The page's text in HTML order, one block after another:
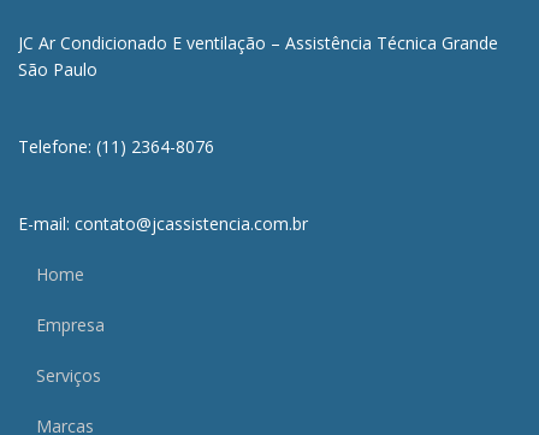
JC Ar Condicionado E ventilação – Assistência Técnica Grande
São Paulo
Telefone: (11) 2364-8076
E-mail: contato@jcassistencia.com.br
Home
Empresa
Serviços
Marcas